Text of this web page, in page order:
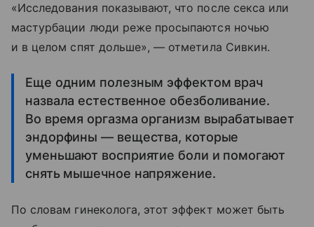
«Исследования показывают, что после секса или
мастурбации люди реже просыпаются ночью
и в целом спят дольше», — отметила Сивкин.
Еще одним полезным эффектом врач
назвала естественное обезболивание.
Во время оргазма организм вырабатывает
эндорфины — вещества, которые
уменьшают восприятие боли и помогают
снять мышечное напряжение.
По словам гинеколога, этот эффект может быть